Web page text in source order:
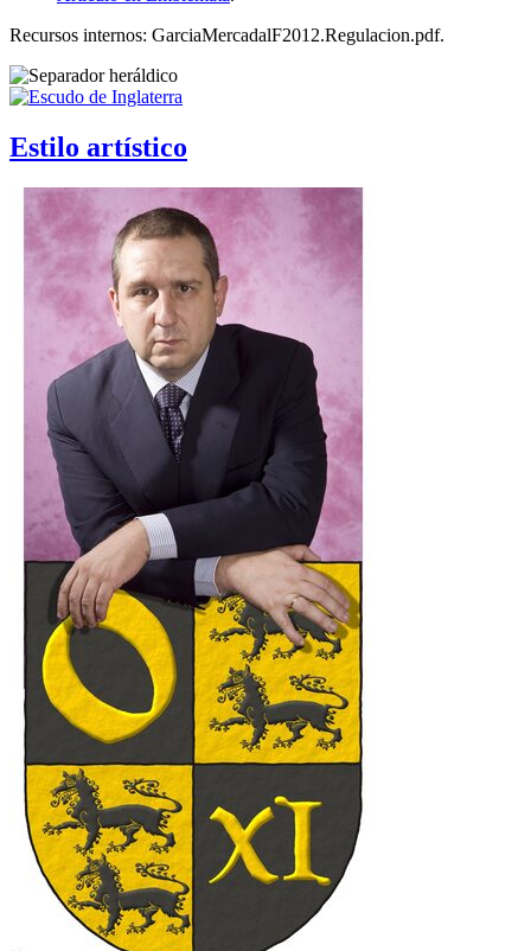
Recursos internos: GarciaMercadalF2012.Regulacion.pdf.
Estilo artístico